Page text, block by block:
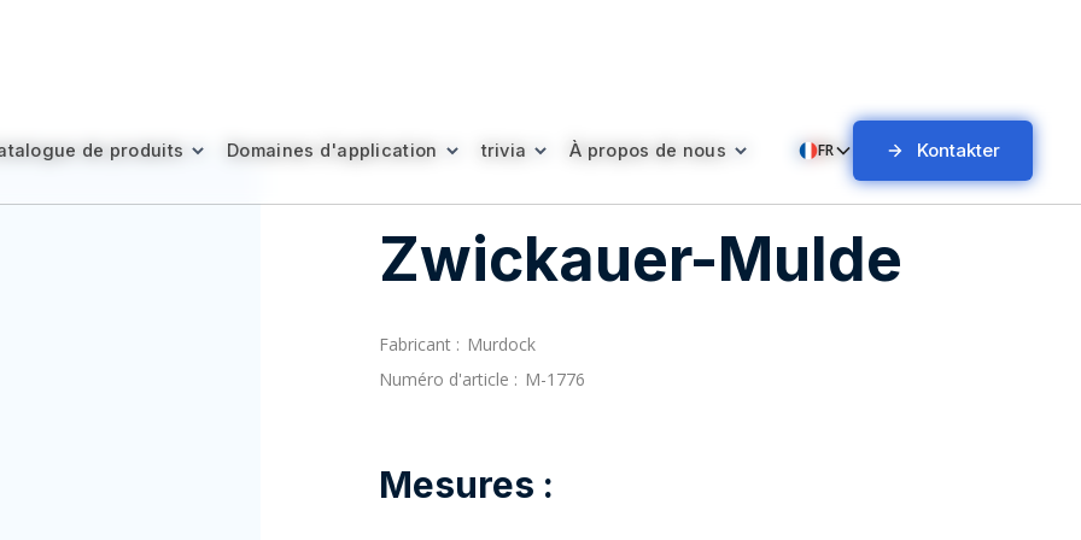
de produits Domaines d'application trivia À propos de nous FR Kontakter
de produits Domaines d'application trivia À propos de nous FR Kontakter
Zwickauer-Mulde
Fabricant : Murdock
Numéro d'article : M-1776
Mesures :